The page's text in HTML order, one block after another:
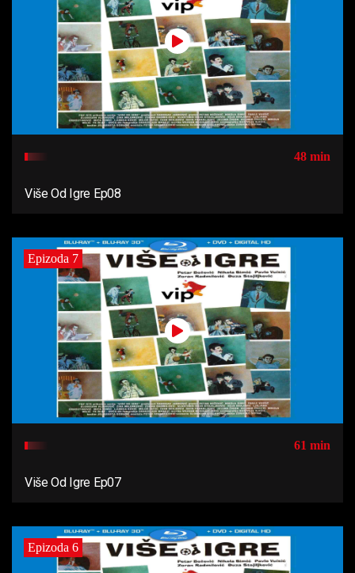
48 min
Više Od Igre Ep08
Epizoda 7
61 min
Više Od Igre Ep07
Epizoda 6